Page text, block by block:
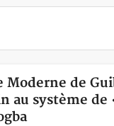
Moderne de
au système